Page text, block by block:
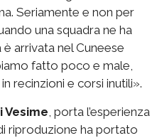
Seriamente e non per
una squadra ne ha
arrivata nel Cuneese
fatto poco e male,
recinzioni e corsi inutili».
Vesime, porta l’esperienza
riproduzione ha portato